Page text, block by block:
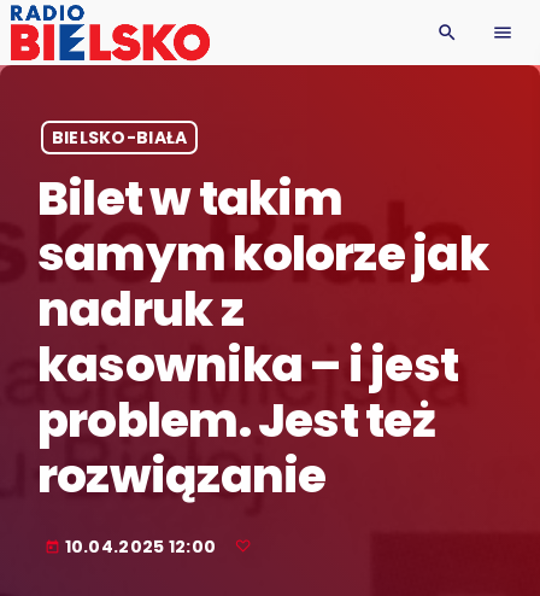
search menu
BIELSKO-BIAŁA
Bilet w takim
samym kolorze jak
nadruk z
kasownika – i jest
problem. Jest też
rozwiązanie
today 10.04.2025 12:00